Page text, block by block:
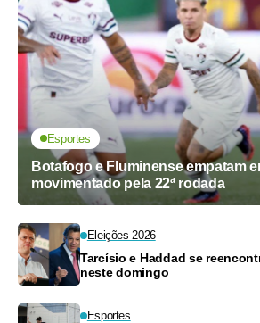
Esportes
Botafogo e Fluminense empatam
movimentado pela 22ª rodada
Eleições 2026
Tarcísio e Haddad se
neste domingo
Esportes